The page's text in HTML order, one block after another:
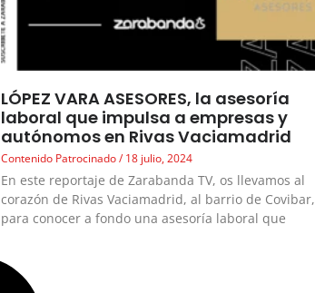
LÓPEZ VARA ASESORES, la asesoría
laboral que impulsa a empresas y
autónomos en Rivas Vaciamadrid
Contenido Patrocinado 18 julio, 2024
En este reportaje de Zarabanda TV, os llevamos al
corazón de Rivas Vaciamadrid, al barrio de Covibar,
para conocer a fondo una asesoría laboral que